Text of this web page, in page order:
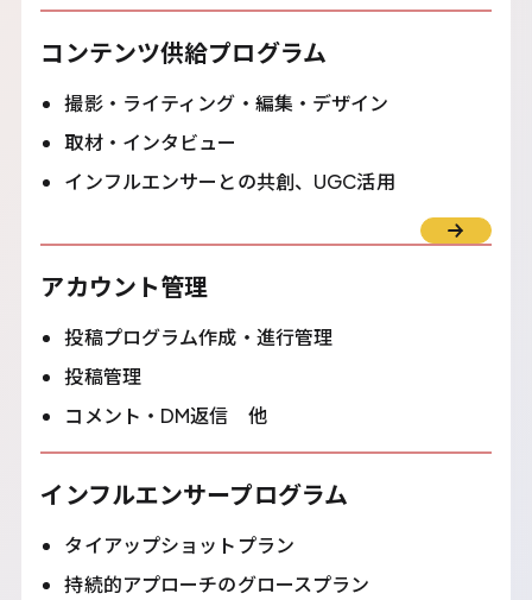
コンテンツ供給プログラム
撮影・ライティング・編集・デザイン
取材・インタビュー
インフルエンサーとの共創、UGC活用
アカウント管理
投稿プログラム作成・進行管理
投稿管理
コメント・DM返信 他
インフルエンサープログラム
タイアップショットプラン
持続的アプローチのグロースプラン